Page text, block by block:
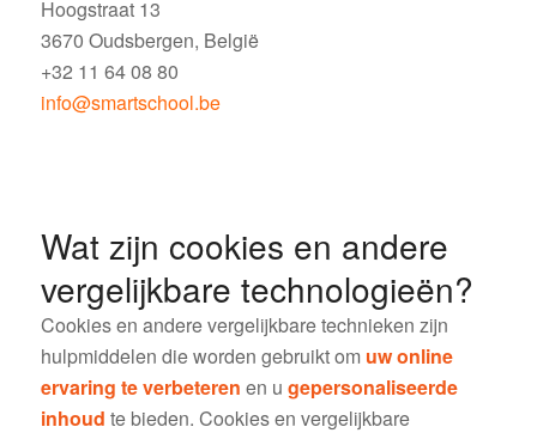
Hoogstraat 13
3670 Oudsbergen, België
+32 11 64 08 80
info@smartschool.be
Wat zijn cookies en andere
vergelijkbare technologieën?
Cookies en andere vergelijkbare technieken zijn
hulpmiddelen die worden gebruikt om uw online
ervaring te verbeteren en u gepersonaliseerde
inhoud te bieden. Cookies en vergelijkbare